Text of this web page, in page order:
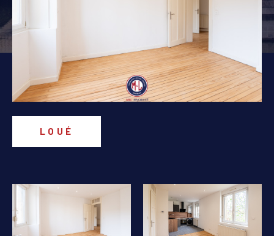
LOUÉ
1
Localisation
TERRASSE PISCINE